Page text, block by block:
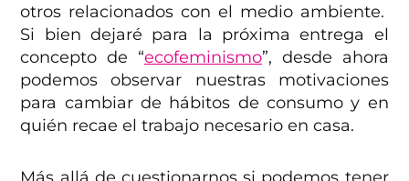
otros relacionados con el medio ambiente.
Si bien dejaré para la próxima entrega el
concepto de “ecofeminismo”, desde ahora
podemos observar nuestras motivaciones
para cambiar de hábitos de consumo y en
quién recae el trabajo necesario en casa.